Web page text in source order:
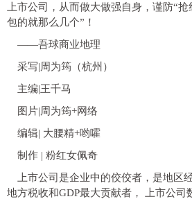
上市公司，从而做大做强自身，谨防“
包的就那么几个”！
——吾球商业地理
采写|周为筠（杭州）
主编|王千马
图片|周为筠+网络
编辑| 大腰精+哟嚯
制作 | 粉红女佩奇
上市公司是企业中的佼佼者，是地区
地方税收和GDP最大贡献者，
上市公